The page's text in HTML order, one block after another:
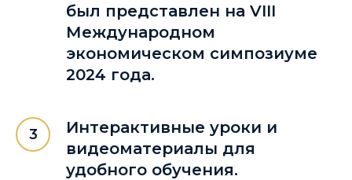
был представлен на VIII
Международном
экономическом симпозиуме
2024 года.
Интерактивные уроки и
видеоматериалы для
удобного обучения.